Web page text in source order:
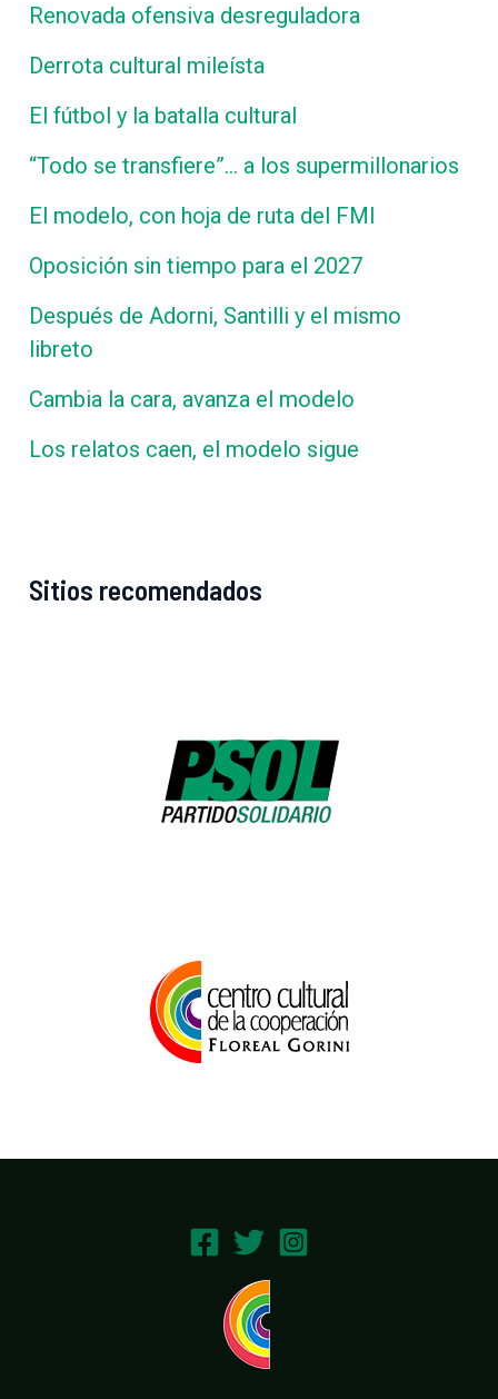
Renovada ofensiva desreguladora
Derrota cultural mileísta
El fútbol y la batalla cultural
“Todo se transfiere”… a los supermillonarios
El modelo, con hoja de ruta del FMI
Oposición sin tiempo para el 2027
Después de Adorni, Santilli y el mismo
libreto
Cambia la cara, avanza el modelo
Los relatos caen, el modelo sigue
Sitios recomendados